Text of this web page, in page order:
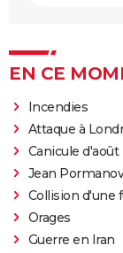
EN CE
Incendies
Attaque à
Canicule d'août
Jean
Collision d'une
Orages
Guerre en Iran